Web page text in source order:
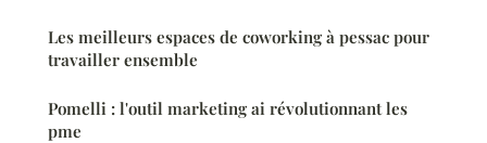
Les meilleurs espaces de coworking à pessac pour
travailler ensemble
Pomelli : l'outil marketing ai révolutionnant les
pme